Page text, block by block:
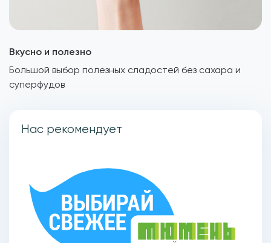
Вкусно и полезно
Большой выбор полезных сладостей без сахара и
суперфудов
Нас рекомендует